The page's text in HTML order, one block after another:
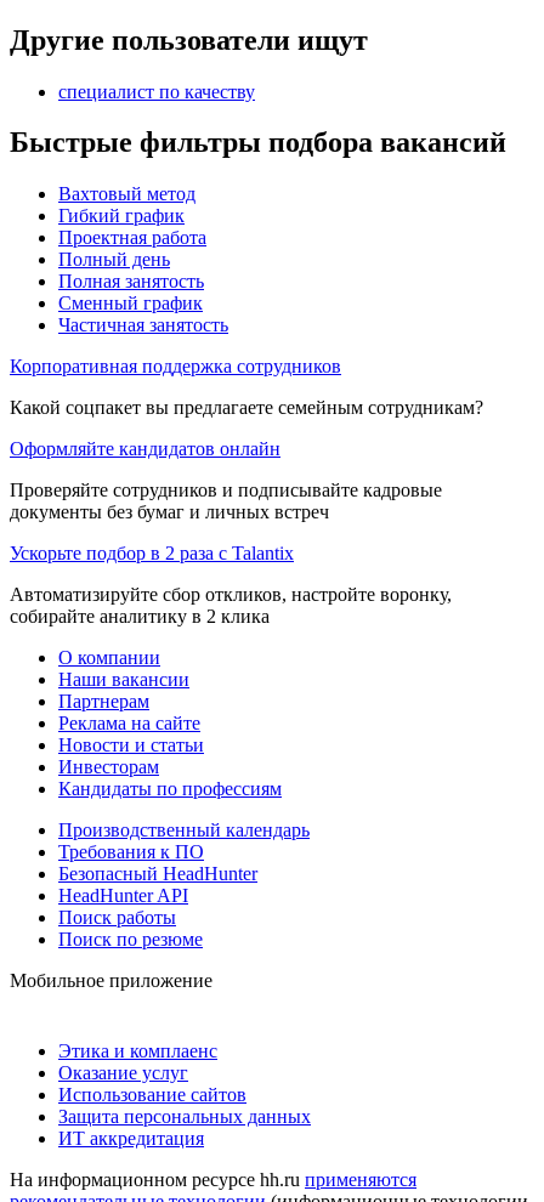
Другие пользователи ищут
специалист по качеству
Быстрые фильтры подбора вакансий
Вахтовый метод
Гибкий график
Проектная работа
Полный день
Полная занятость
Сменный график
Частичная занятость
Корпоративная поддержка сотрудников
Какой соцпакет вы предлагаете семейным сотрудникам?
Оформляйте кандидатов онлайн
Проверяйте сотрудников и подписывайте кадровые
документы без бумаг и личных встреч
Ускорьте подбор в 2 раза с Talantix
Автоматизируйте сбор откликов, настройте воронку,
собирайте аналитику в 2 клика
О компании
Наши вакансии
Партнерам
Реклама на сайте
Новости и статьи
Инвесторам
Кандидаты по профессиям
Производственный календарь
Требования к ПО
Безопасный HeadHunter
HeadHunter API
Поиск работы
Поиск по резюме
Мобильное приложение
Этика и комплаенс
Оказание услуг
Использование сайтов
Защита персональных данных
ИТ аккредитация
На информационном ресурсе hh.ru применяются